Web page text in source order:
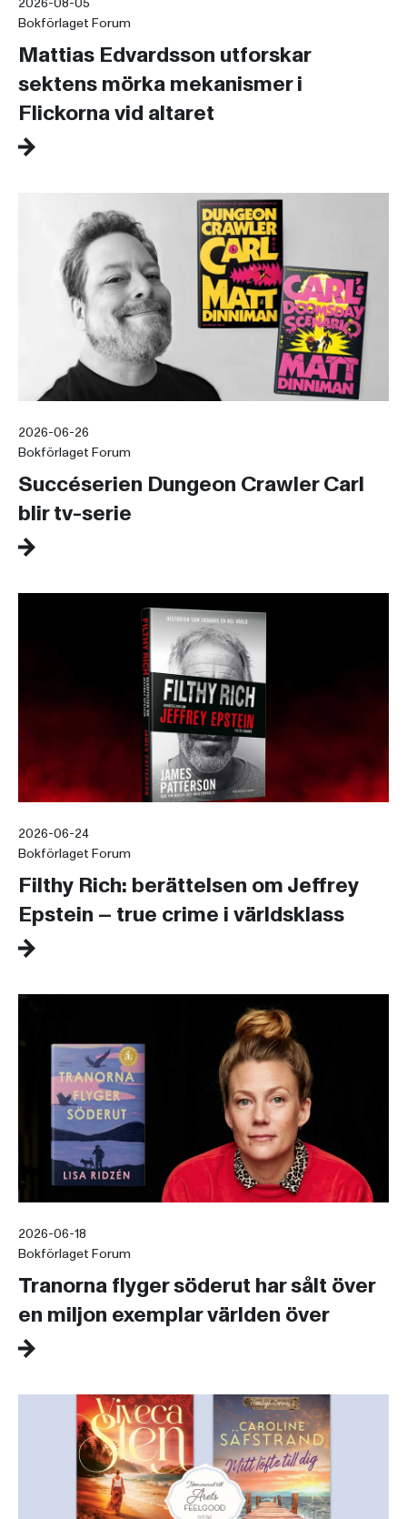
Bokförlaget Forum
Mattias Edvardsson utforskar
sektens mörka mekanismer i
Flickorna vid altaret
2026-06-26
Bokförlaget Forum
Succéserien Dungeon Crawler Carl
blir tv-serie
2026-06-24
Bokförlaget Forum
Filthy Rich: berättelsen om Jeffrey
Epstein – true crime i världsklass
2026-06-18
Bokförlaget Forum
Tranorna flyger söderut har sålt över
en miljon exemplar världen över